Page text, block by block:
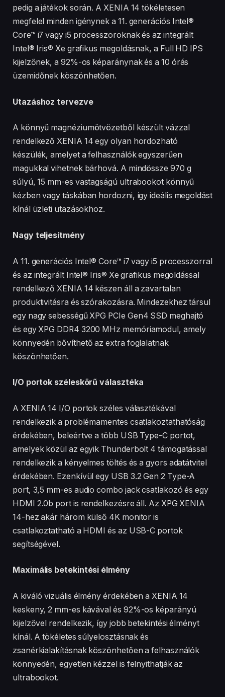
pedig a játékok során. A XENIA 14 tökéletesen
megfelel minden igénynek a 11. generációs Intel®
Core™ i7 vagy i5 processzoroknak és az integrált
Intel® Iris® Xe grafikus megoldásnak, a Full HD IPS
kijelzőnek, a 92%-os képaránynak és a 10 órás
üzemidőnek köszönhetően.
Utazáshoz tervezve
A könnyű magnéziumötvözetből készült vázzal
rendelkező XENIA 14 egy olyan hordozható
készülék, amelyet a felhasználók egyszerűen
magukkal vihetnek bárhová. A mindössze 970 g
súlyú, 15 mm-es vastagságú ultrabookot könnyű
kézben vagy táskában hordozni, így ideális megoldást
kínál üzleti utazásokhoz.
Nagy teljesítmény
​​​​​​​A 11. generációs Intel® Core™ i7 vagy i5 processzorral
és az integrált Intel® Iris® Xe grafikus megoldással
rendelkező XENIA 14 készen áll a zavartalan
produktivitásra és szórakozásra. Mindezekhez társul
egy nagy sebességű XPG PCIe Gen4 SSD meghajtó
és egy XPG DDR4 3200 MHz memóriamodul, amely
könnyedén bővíthető az extra foglalatnak
köszönhetően.
I/O portok széleskörű választéka
A XENIA 14 I/O portok széles választékával
rendelkezik a problémamentes csatlakoztathatóság
érdekében, beleértve a több USB Type-C portot,
amelyek közül az egyik Thunderbolt 4 támogatással
rendelkezik a kényelmes töltés és a gyors adatátvitel
érdekében. Ezenkívül egy USB 3.2 Gen 2 Type-A
port, 3,5 mm-es audio combo jack csatlakozó és egy
HDMI 2.0b port is rendelkezésre áll. Az XPG XENIA
14-hez akár három külső 4K monitor is
csatlakoztatható a HDMI és az USB-C portok
segítségével.
Maximális betekintési élmény
A kiváló vizuális élmény érdekében a XENIA 14
keskeny, 2 mm-es kávával és 92%-os képarányú
kijelzővel rendelkezik, így jobb betekintési élményt
kínál. A tökéletes súlyelosztásnak és
zsanérkialakításnak köszönhetően a felhasználók
könnyedén, egyetlen kézzel is felnyithatják az
ultrabookot.